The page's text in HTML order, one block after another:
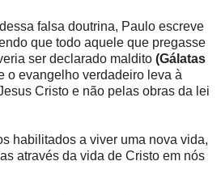
falsa doutrina, Paulo escreve
que todo aquele que pregasse
ser declarado maldito (Gálatas
o evangelho verdadeiro leva à
Cristo e não pelas obras da lei
habilitados a viver uma nova vida,
através da vida de Cristo em nós